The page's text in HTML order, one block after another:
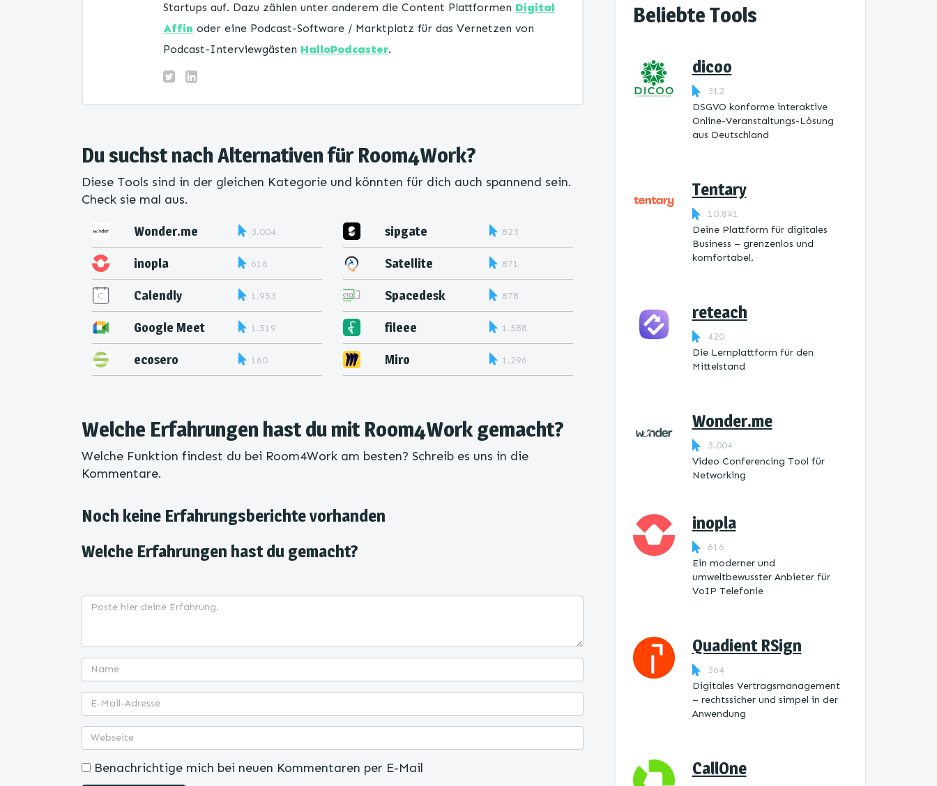
Startups auf. Dazu zählen unter anderem die Content Plattformen Digital
Affin oder eine Podcast-Software / Marktplatz für das Vernetzen von
Podcast-Interviewgästen HalloPodcaster.
Du suchst nach Alternativen für Room4Work?
Diese Tools sind in der gleichen Kategorie und könnten für dich auch spannend sein.
Check sie mal aus.
Wonder.me 3.004
inopla 616
Calendly 1.953
Google Meet 1.519
ecosero 160
sipgate 823
Satellite 871
Spacedesk 878
fileee 1.588
Miro 1.296
Welche Erfahrungen hast du mit Room4Work gemacht?
Welche Funktion findest du bei Room4Work am besten? Schreib es uns in die
Kommentare.
Noch keine Erfahrungsberichte vorhanden
Welche Erfahrungen hast du gemacht?
Benachrichtige mich bei neuen Kommentaren per E-Mail
Beliebte Tools
dicoo
312
DSGVO konforme interaktive
Online-Veranstaltungs-Lösung
aus Deutschland
Tentary
10.841
Deine Plattform für digitales
Business – grenzenlos und
komfortabel.
reteach
420
Die Lernplattform ​für den
Mittelstand
Wonder.me
3.004
Video Conferencing Tool für
Networking
inopla
616
Ein moderner und
umweltbewusster Anbieter für
VoIP Telefonie
Quadient RSign
364
Digitales Vertragsmanagement
– rechtssicher und simpel in der
Anwendung
CallOne